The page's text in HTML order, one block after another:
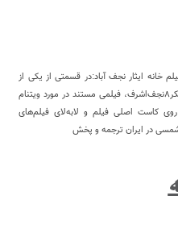
دهه۶۰ پخش شده+فیلم خانه ایثار نجف آباد:در قسمتی از یکی از
فیلم‌های مربوط به رزمندگان و ایثارگران لشکر۸نجف‌اشرف، فیلمی مستند در مورد ویتنام
روی کاست اصلی فیلم و لابه‌لای فیلم‌های